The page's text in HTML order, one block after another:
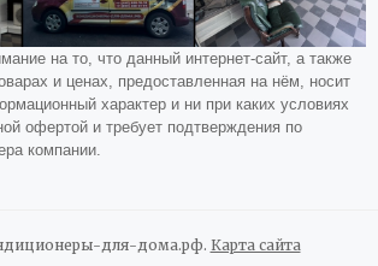
на то, что данный интернет-сайт, а также
и ценах, предоставленная на нём, носит
характер и ни при каких условиях
офертой и требует подтверждения по
компании.
для-дома.рф. Карта сайта